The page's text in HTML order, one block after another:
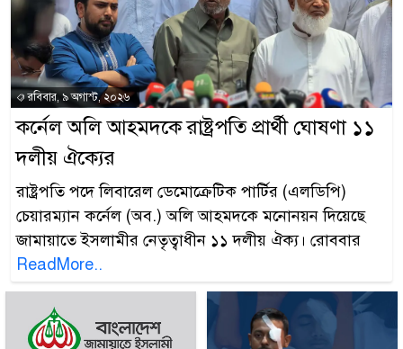
রবিবার, ৯ অগাস্ট, ২০২৬
কর্নেল অলি আহমদকে রাষ্ট্রপতি প্রার্থী ঘোষণা ১১
দলীয় ঐক্যের
রাষ্ট্রপতি পদে লিবারেল ডেমোক্রেটিক পার্টির (এলডিপি)
চেয়ারম্যান কর্নেল (অব.) অলি আহমদকে মনোনয়ন দিয়েছে
জামায়াতে ইসলামীর নেতৃত্বাধীন ১১ দলীয় ঐক্য। রোববার
ReadMore..